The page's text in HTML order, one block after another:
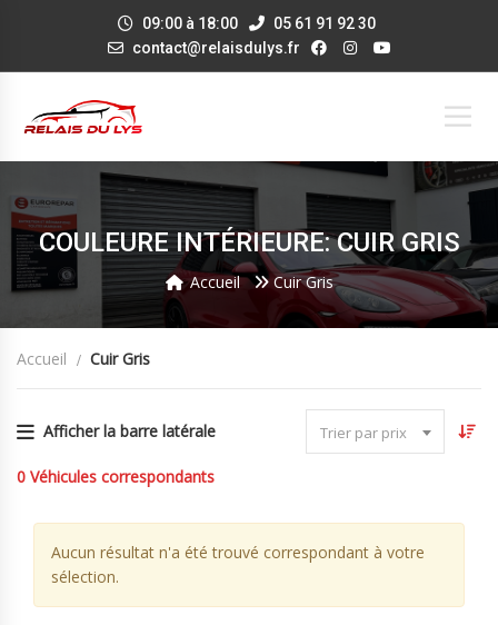
09:00 à 18:00
05 61 91 92 30
contact@relaisdulys.fr
COULEURE INTÉRIEURE: CUIR GRIS
Accueil Cuir Gris
Accueil Cuir Gris
Afficher la barre latérale Trier par prix
0 Véhicules correspondants
Aucun résultat n'a été trouvé correspondant à votre
sélection.